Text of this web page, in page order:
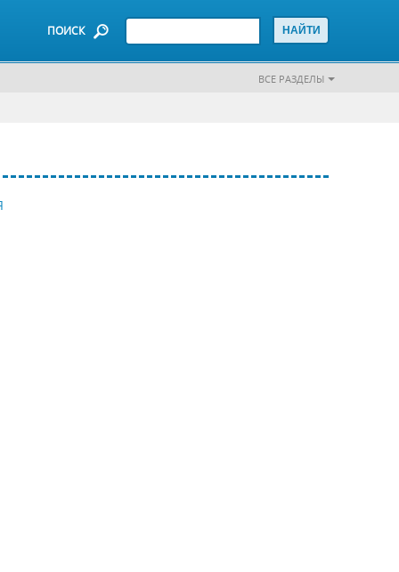
ПОИСК
ВСЕ РАЗДЕЛЫ